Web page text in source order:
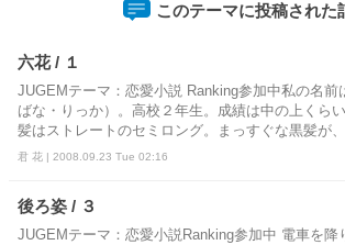
このテーマに投稿された
六花 / １
JUGEMテーマ：恋愛小説 Ranking参加中私の名
ばな・りっか）。高校２年生。成績は中の上くら
髪はストレートのセミロング。まっすぐな黒髪が、
君 花 | 2008.09.23 Tue 02:16
後ろ姿 / ３
JUGEMテーマ：恋愛小説Ranking参加中 電車を降